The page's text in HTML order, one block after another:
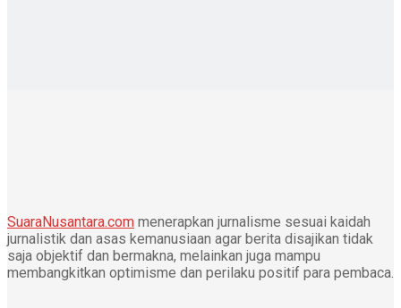
SuaraNusantara.com menerapkan jurnalisme sesuai kaidah
jurnalistik dan asas kemanusiaan agar berita disajikan tidak
saja objektif dan bermakna, melainkan juga mampu
membangkitkan optimisme dan perilaku positif para pembaca.